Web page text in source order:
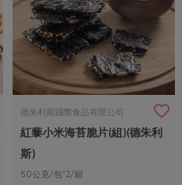
德朱利斯國際食品有限公司
紅藜小米海苔脆片(組)(德朱利
斯)
50公克/包*2/組